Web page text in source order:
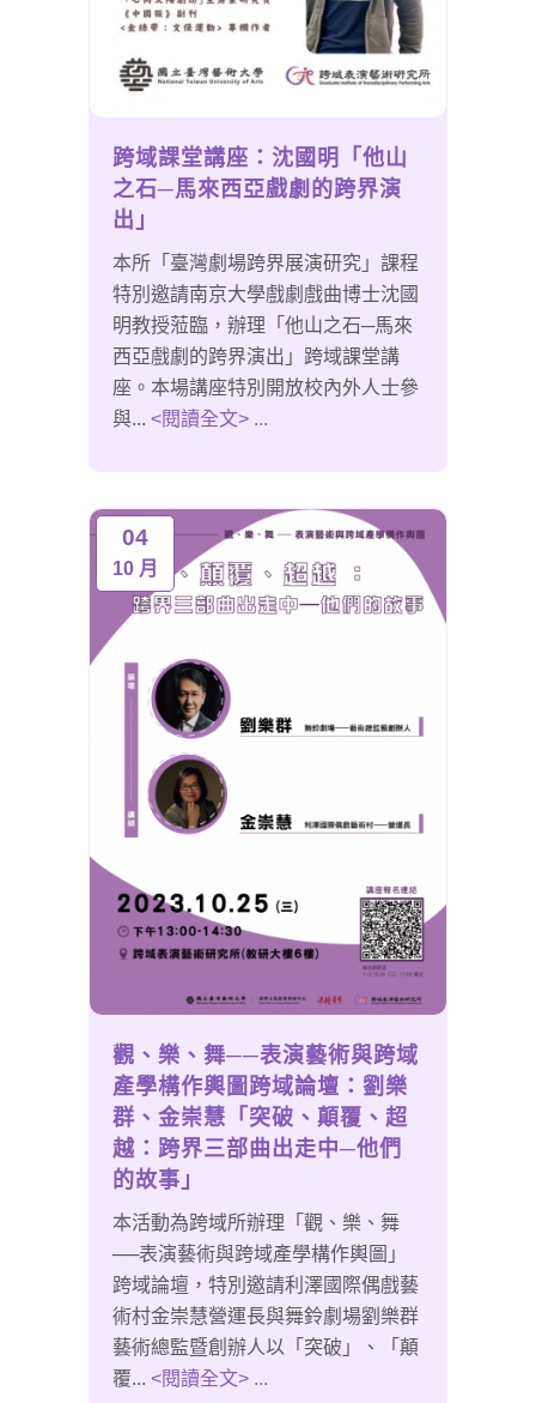
跨域課堂講座：沈國明「他山
之石─馬來西亞戲劇的跨界演
出」
本所「臺灣劇場跨界展演研究」課程
特別邀請南京大學戲劇戲曲博士沈國
明教授蒞臨，辦理「他山之石─馬來
西亞戲劇的跨界演出」跨域課堂講
座。本場講座特別開放校內外人士參
與... <閱讀全文> ...
04
10 月
觀、樂、舞──表演藝術與跨域
產學構作輿圖跨域論壇：劉樂
群、金崇慧「突破、顛覆、超
越：跨界三部曲出走中─他們
的故事」
本活動為跨域所辦理「觀、樂、舞
──表演藝術與跨域產學構作輿圖」
跨域論壇，特別邀請利澤國際偶戲藝
術村金崇慧營運長與舞鈴劇場劉樂群
藝術總監暨創辦人以「突破」、「顛
覆... <閱讀全文> ...